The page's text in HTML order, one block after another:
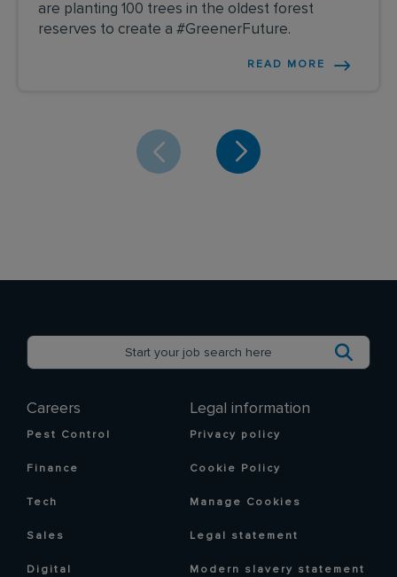
are planting 100 trees in the oldest forest
reserves to create a #GreenerFuture.
READ MORE
Careers
Pest Control
Finance
Tech
Sales
Digital
Legal information
Privacy policy
Cookie Policy
Manage Cookies
Legal statement
Modern slavery statement